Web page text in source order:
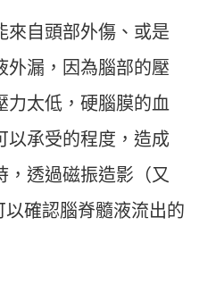
來自頭部外傷、或是
外漏，因為腦部的壓
力太低，硬腦膜的血
以承受的程度，造成
，透過磁振造影（又
確認腦脊髓液流出的